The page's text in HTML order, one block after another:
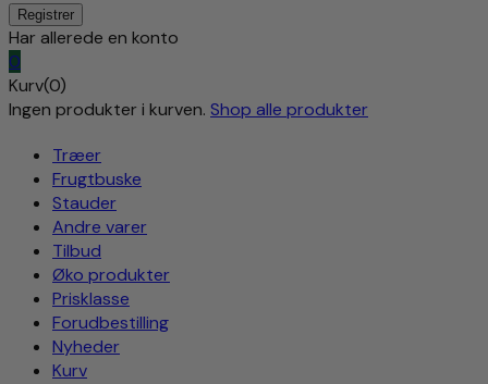
Har allerede en konto
0
Kurv(0)
Ingen produkter i kurven. Shop alle produkter
Træer
Frugtbuske
Stauder
Andre varer
Tilbud
Øko produkter
Prisklasse
Forudbestilling
Nyheder
Kurv